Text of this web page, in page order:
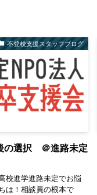
不登校支援スタッフブログ
の選択 ＠進路未定
校進学進路未定でお悩
は！相談員の根本で